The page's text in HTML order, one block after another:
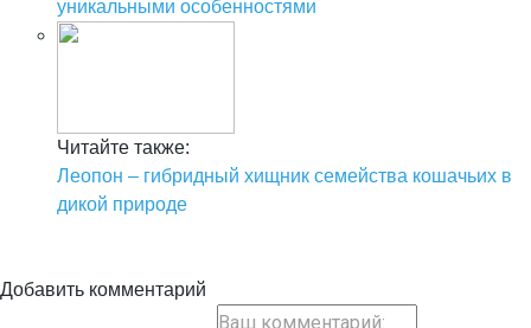
уникальными особенностями
Читайте также:
Леопон – гибридный хищник семейства кошачьих в
дикой природе
Добавить комментарий